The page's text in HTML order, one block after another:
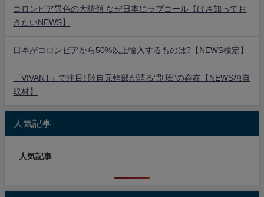
コロンビア異色の大統領 なぜ日本にラブコール【けさ知ってお
きたいNEWS】
日本がコロンビアから50%以上輸入するものは?【NEWS検定】
「VIVANT」で注目! 陸自元幹部が語る"別班"の存在【NEWS独自
取材】
人気記事
人気記事